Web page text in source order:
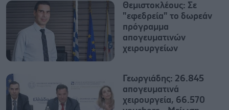
Θεμιστοκλέους: Σε
"εφεδρεία" το δωρεάν
πρόγραμμα
απογευματινών
χειρουργείων
Γεωργιάδης: 26.845
απογευματινά
χειρουργεία, 66.570